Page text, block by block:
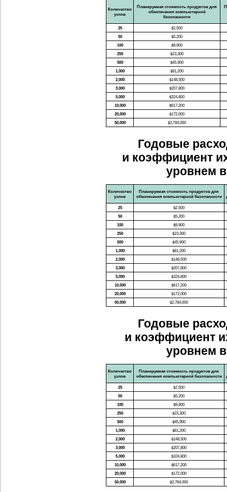
Количество
узлов
Планируемая стоимость продуктов для
обеспечения компьютерной
безопасности
25
$2,500
50
$5,200
100
$9,900
250
$23,300
500
$45,900
1,000
$81,200
2,000
$148,500
3,000
$207,800
5,000
$324,800
10,000
$617,200
20,000
$172,000
50,000
$2,784,000
Годовые
и коэффициент
уровнем
Количество
узлов
Планируемая стоимость продуктов для
обеспечения компьютерной безопасности
25
$2,500
50
$5,200
100
$9,900
250
$23,300
500
$45,900
1,000
$81,200
2,000
$148,500
3,000
$207,800
5,000
$324,800
10,000
$617,200
20,000
$172,000
50,000
$2,784,000
Годовые
и коэффициент
уровнем
Количество
узлов
Планируемая стоимость продуктов для
обеспечения компьютерной безопасности
25
$2,500
50
$5,200
100
$9,900
250
$23,300
500
$45,900
1,000
$81,200
2,000
$148,500
3,000
$207,800
5,000
$324,800
10,000
$617,200
20,000
$172,000
50,000
$2,784,000